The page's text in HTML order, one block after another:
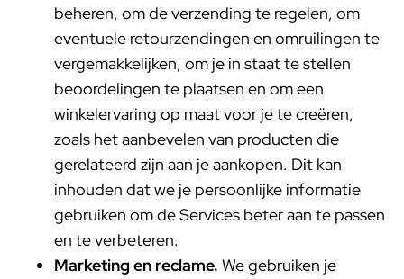
beheren, om de verzending te regelen, om
eventuele retourzendingen en omruilingen te
vergemakkelijken, om je in staat te stellen
beoordelingen te plaatsen en om een
winkelervaring op maat voor je te creëren,
zoals het aanbevelen van producten die
gerelateerd zijn aan je aankopen. Dit kan
inhouden dat we je persoonlijke informatie
gebruiken om de Services beter aan te passen
en te verbeteren.
Marketing en reclame. We gebruiken je